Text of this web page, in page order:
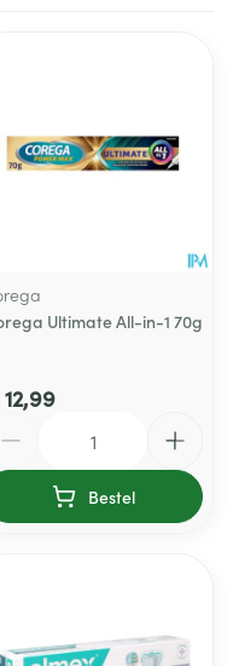
Ultimate All-in-1 70g
Bestel